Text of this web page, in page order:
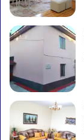
D
b
ë
r
e
M
d
e